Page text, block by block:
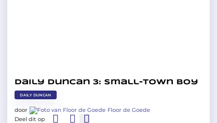
Daily Duncan 3: Small-town boy
DAILY DUNCAN
door
Floor de Goede
Deel dit op